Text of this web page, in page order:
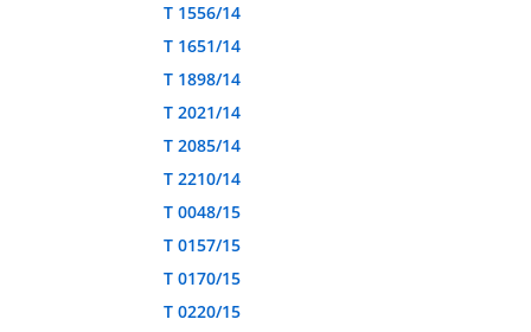
T 1556/14
T 1651/14
T 1898/14
T 2021/14
T 2085/14
T 2210/14
T 0048/15
T 0157/15
T 0170/15
T 0220/15